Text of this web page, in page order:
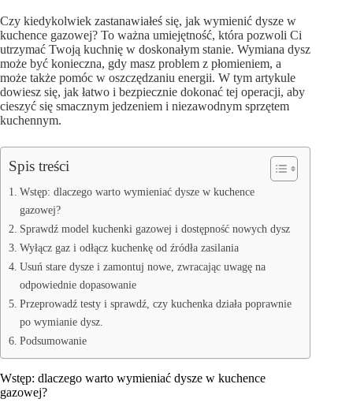
Czy kiedykolwiek zastanawiałeś się, jak wymienić dysze w
kuchence gazowej? To ważna umiejętność, która pozwoli Ci
utrzymać Twoją kuchnię w doskonałym stanie. Wymiana dysz
może być konieczna, gdy masz problem z płomieniem, a
może także pomóc w oszczędzaniu energii. W tym artykule
dowiesz się, jak łatwo i bezpiecznie dokonać tej operacji, aby
cieszyć się smacznym jedzeniem i niezawodnym sprzętem
kuchennym.
Spis treści
Wstęp: dlaczego warto wymieniać dysze w kuchence
gazowej?
Sprawdź model kuchenki gazowej i dostępność nowych dysz
Wyłącz gaz i odłącz kuchenkę od źródła zasilania
Usuń stare dysze i zamontuj nowe, zwracając uwagę na
odpowiednie dopasowanie
Przeprowadź testy i sprawdź, czy kuchenka działa poprawnie
po wymianie dysz.
Podsumowanie
Wstęp: dlaczego warto wymieniać dysze w kuchence
gazowej?